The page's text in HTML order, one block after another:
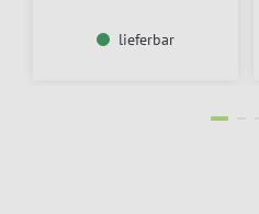
lieferbar